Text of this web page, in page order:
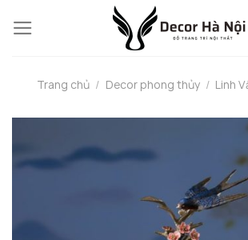
to
Trang chủ / Decor phong thủy / Linh